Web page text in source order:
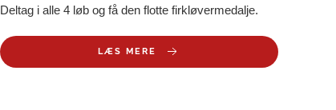
Deltag i alle 4 løb og få den flotte firkløvermedalje.
LÆS MERE